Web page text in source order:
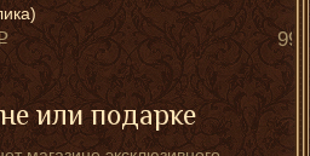
99
или подарке